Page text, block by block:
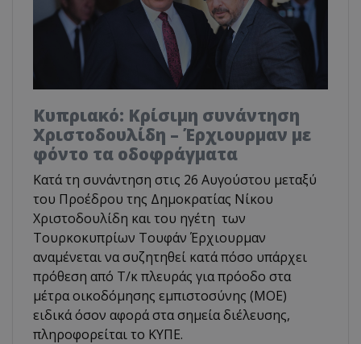
Κυπριακό: Κρίσιμη συνάντηση
Χριστοδουλίδη – Έρχιουρμαν με
φόντο τα οδοφράγματα
Κατά τη συνάντηση στις 26 Αυγούστου μεταξύ
του Προέδρου της Δημοκρατίας Νίκου
Χριστοδουλίδη και του ηγέτη των
Τουρκοκυπρίων Τουφάν Έρχιουρμαν
αναμένεται να συζητηθεί κατά πόσο υπάρχει
πρόθεση από Τ/κ πλευράς για πρόοδο στα
μέτρα οικοδόμησης εμπιστοσύνης (ΜΟΕ)
ειδικά όσον αφορά στα σημεία διέλευσης,
πληροφορείται το ΚΥΠΕ.